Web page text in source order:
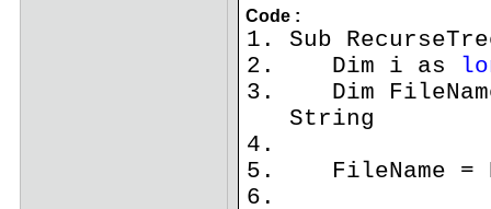
Code :
Sub
Dim i as
Dim
String
FileName =